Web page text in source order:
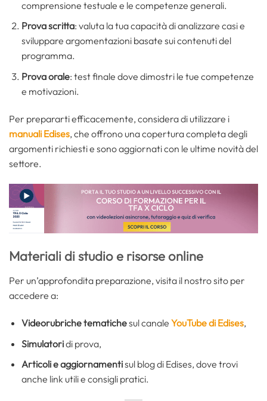
comprensione testuale e le competenze generali.
Prova scritta: valuta la tua capacità di analizzare casi e
sviluppare argomentazioni basate sui contenuti del
programma.
Prova orale: test finale dove dimostri le tue competenze
e motivazioni.
Per prepararti efficacemente, considera di utilizzare i
manuali Edises, che offrono una copertura completa degli
argomenti richiesti e sono aggiornati con le ultime novità del
settore.
Materiali di studio e risorse online
Per un’approfondita preparazione, visita il nostro sito per
accedere a:
Videorubriche tematichesul canale YouTube di Edises,
Simulatoridi prova,
Articoli e aggiornamentisul blog di Edises, dove trovi
anche link utili e consigli pratici.